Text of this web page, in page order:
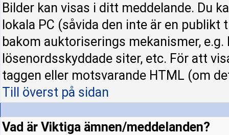
Bilder kan visas i ditt meddelande. Du
lokala PC (såvida den inte är en
bakom auktoriserings mekanismer,
lösenordsskyddade siter, etc. För att
taggen eller motsvarande HTML (om
Till överst på sidan
Vad är Viktiga ämnen/meddelanden?